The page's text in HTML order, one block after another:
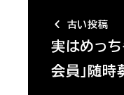
古い投稿
実はめっち
会員」随時